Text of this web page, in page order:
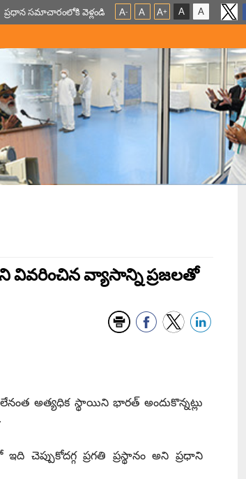
ప్ర‌ధాన స‌మాచారంలోకి వెళ్లండి A- A A+ A A
వివరించిన వ్యాసాన్ని ప్రజలతో
అత్యధిక స్థాయిని భారత్ అందుకొన్నట్లు
.
చెప్పుకోదగ్గ ప్రగతి ప్రస్థానం అని ప్రధాని